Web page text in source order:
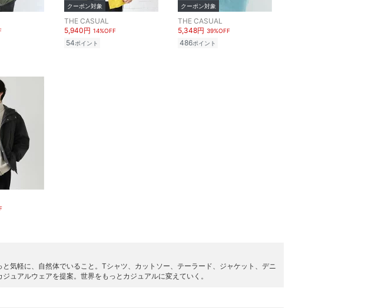
クーポン対象
THE CASUAL
5,940円 14%OFF
54ポイント
クーポン対象
THE CASUAL
5,348円 39%OFF
486ポイント
気軽に、自然体でいること。Tシャツ、カットソー、テーラード、ジャケット、デニ
ュアルウェアを提案。世界をもっとカジュアルに変えていく。